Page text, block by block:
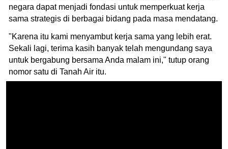
negara dapat menjadi fondasi untuk memperkuat kerja
sama strategis di berbagai bidang pada masa mendatang.
"Karena itu kami menyambut kerja sama yang lebih erat.
Sekali lagi, terima kasih banyak telah mengundang saya
untuk bergabung bersama Anda malam ini," tutup orang
nomor satu di Tanah Air itu.